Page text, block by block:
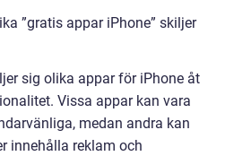
”gratis appar iPhone” skiljer
sig olika appar för iPhone åt
Vissa appar kan vara
medan andra kan
innehålla reklam och